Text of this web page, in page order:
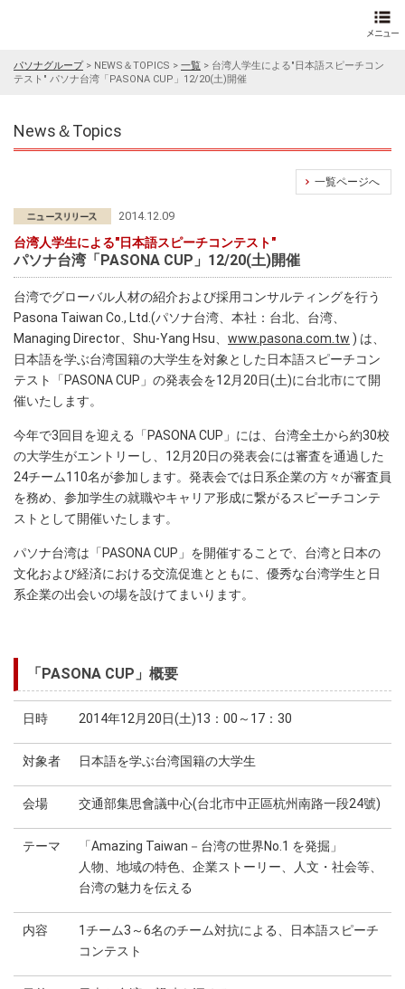
パソナグループ> NEWS＆TOPICS > 一覧 > 台湾人学生による"日本語スピーチコン
テスト" パソナ台湾「PASONA CUP」12/20(土)開催
News＆Topics
一覧ページへ
2014.12.09
台湾人学生による"日本語スピーチコンテスト"
パソナ台湾「PASONA CUP」12/20(土)開催
台湾でグローバル人材の紹介および採用コンサルティングを行う
Pasona Taiwan Co., Ltd.(パソナ台湾、本社：台北、台湾、
Managing Director、Shu-Yang Hsu、 www.pasona.com.tw ) は、
日本語を学ぶ台湾国籍の大学生を対象とした日本語スピーチコン
テスト「PASONA CUP」の発表会を12月20日(土)に台北市にて開
催いたします。
今年で3回目を迎える「PASONA CUP」には、台湾全土から約30校
の大学生がエントリーし、12月20日の発表会には審査を通過した
24チーム110名が参加します。発表会では日系企業の方々が審査員
を務め、参加学生の就職やキャリア形成に繋がるスピーチコンテ
ストとして開催いたします。
パソナ台湾は「PASONA CUP」を開催することで、台湾と日本の
文化および経済における交流促進とともに、優秀な台湾学生と日
系企業の出会いの場を設けてまいります。
「PASONA CUP」概要
日時 2014年12月20日(土)13：00～17：30
対象者 日本語を学ぶ台湾国籍の大学生
会場 交通部集思會議中心(台北市中正區杭州南路一段24號)
テーマ
「Amazing Taiwan－台湾の世界No.1 を発掘」
人物、地域の特色、企業ストーリー、人文・社会等、
台湾の魅力を伝える
内容
1チーム3～6名のチーム対抗による、日本語スピーチ
コンテスト